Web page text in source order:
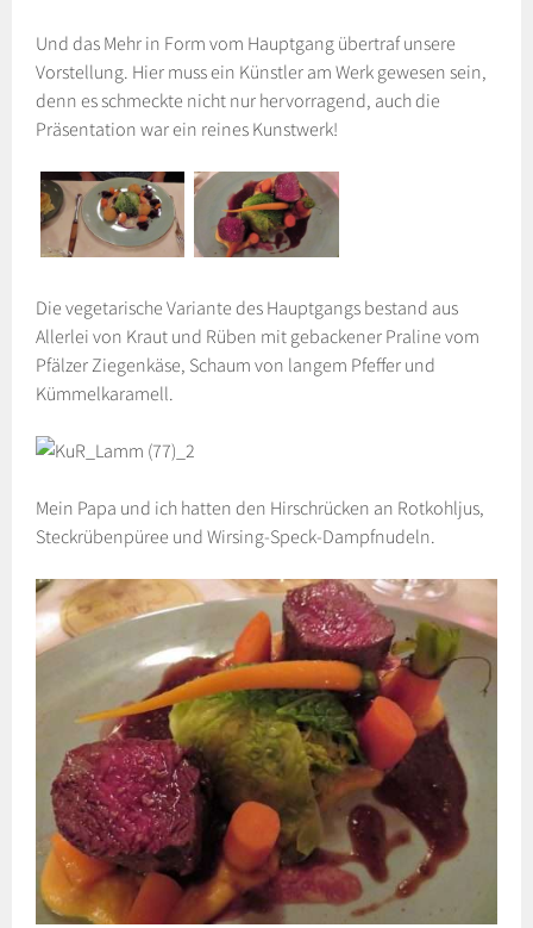
Und das Mehr in Form vom Hauptgang übertraf unsere
Vorstellung. Hier muss ein Künstler am Werk gewesen sein,
denn es schmeckte nicht nur hervorragend, auch die
Präsentation war ein reines Kunstwerk!
Die vegetarische Variante des Hauptgangs bestand aus
Allerlei von Kraut und Rüben mit gebackener Praline vom
Pfälzer Ziegenkäse, Schaum von langem Pfeffer und
Kümmelkaramell.
Mein Papa und ich hatten den Hirschrücken an Rotkohljus,
Steckrübenpüree und Wirsing-Speck-Dampfnudeln.